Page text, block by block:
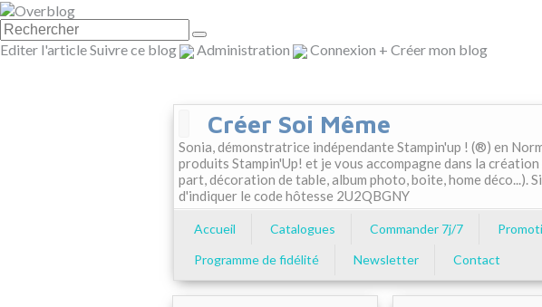
Editer l'articleSuivre ce blog Administration Connexion + Créer mon blog
Créer Soi Même
Sonia, démonstratrice indépendante Stampin'up ! (®) en
produits Stampin'Up! et je vous accompagne dans la
part, décoration de table, album photo, boite, home déco...).
d'indiquer le code hôtesse 2U2QBGNY
Accueil Catalogues Commander 7j/7
Programme de fidélité
Newsletter Contact